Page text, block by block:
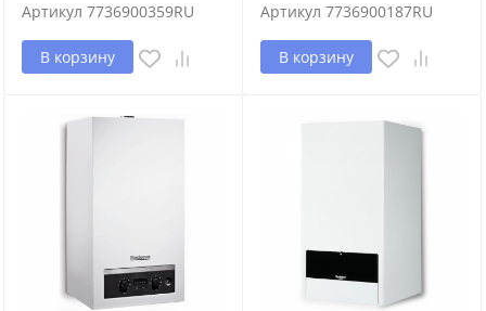
Артикул 7736900359RU
В корзину
Артикул 7736900187RU
В корзину